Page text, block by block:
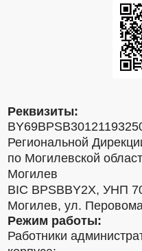
Реквизиты:
Региональной
по Могилевской
Могилев
BIC BPSBBY2X, УНП
Могилев, ул.
Режим работы:
Работники